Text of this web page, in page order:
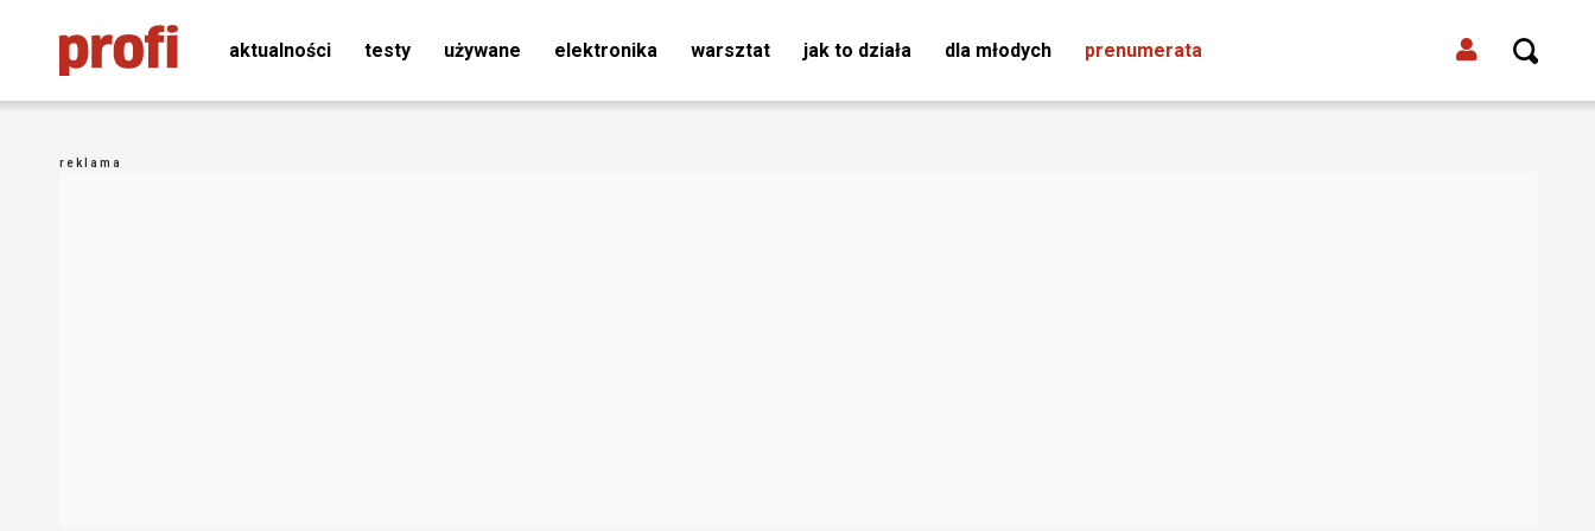
aktualności testy używane elektronika warsztat jak to działa dla młodych prenumerata